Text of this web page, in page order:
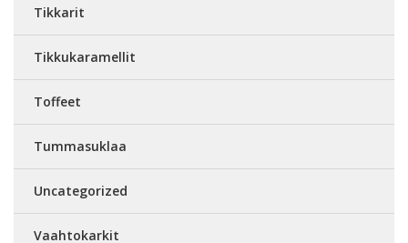
Tikkarit
Tikkukaramellit
Toffeet
Tummasuklaa
Uncategorized
Vaahtokarkit